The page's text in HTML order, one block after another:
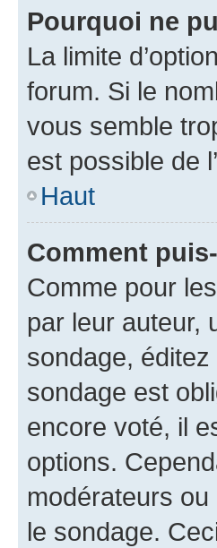
Pourquoi ne
La limite
forum. Si le
vous semble
est possible de
Haut
Comment
Comme pour
par leur auteur,
sondage,
sondage est
encore voté, il
options.
modérateurs
le sondage.